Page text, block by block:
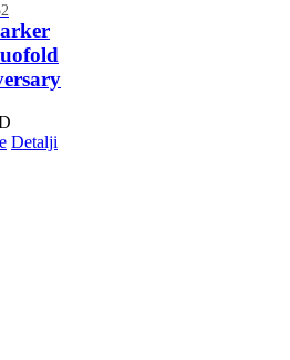
Detalji